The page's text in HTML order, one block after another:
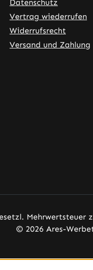
Tab (externer Link)
neuem Tab (externer
öffnet in neuem Tab
Tab (externer Link)
Datenschutz
Vertrag wiederrufen
Widerrufsrecht
Versand und Zahlung
Mehrwertsteuer
© 2026 Ares-